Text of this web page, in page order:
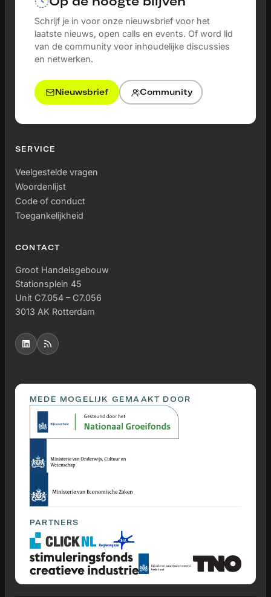
Schrijf je in voor onze nieuwsbrief voor het
laatste nieuws, open calls en events. Of word lid
van de community voor inhoudelijke discussies
en netwerken.
Nieuwsbrief Community
SERVICE
Veelgestelde vragen
Woordenlijst
Code of conduct
Toegankelijkheid
CONTACT
Groot Handelsgebouw
Stationsplein 45
Unit C7.054 – C7.056
3013 AK Rotterdam
MEDE MOGELIJK GEMAAKT DOOR
PARTNERS